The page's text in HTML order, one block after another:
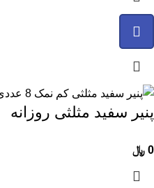
پنیر سفید مثلثی روزانه
0 ﷼